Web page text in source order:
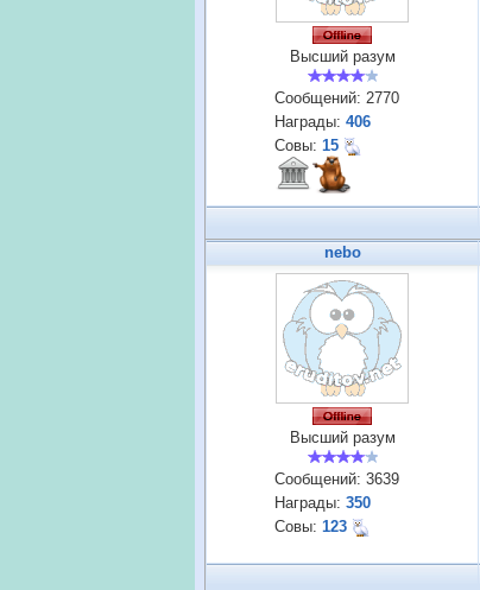
Высший разум
Сообщений: 2770
Награды: 406
Совы: 15
nebo
Высший разум
Сообщений: 3639
Награды: 350
Совы: 123